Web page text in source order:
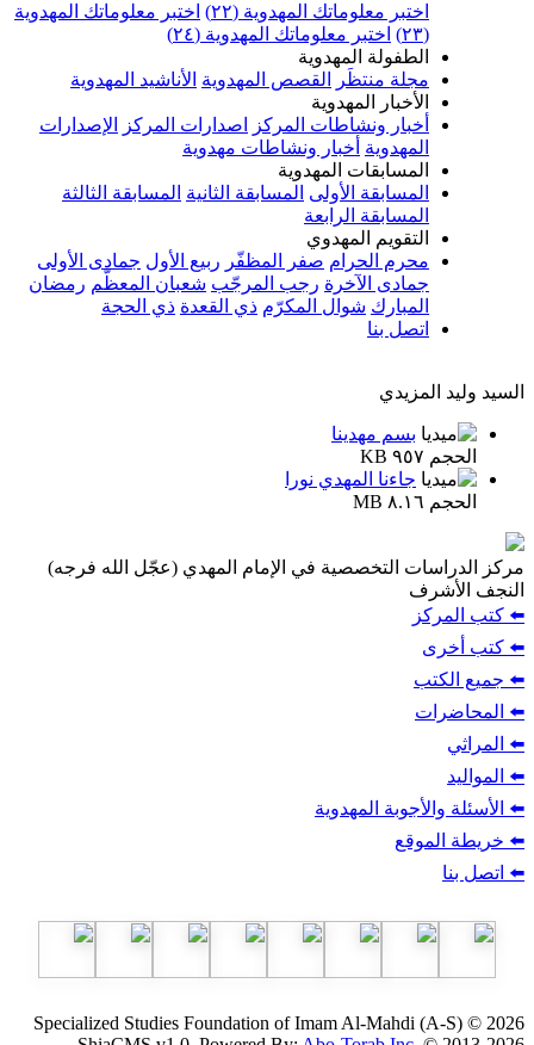
اختبر معلوماتك المهدوية (٢٢)
اختبر معلوماتك المهدوية
(٢٣)
اختبر معلوماتك المهدوية (٢٤)
الطفولة المهدوية
مجلة منتظَر
القصص المهدوية الأناشيد المهدوية
الأخبار المهدوية
أخبار ونشاطات المركز
اصدارات المركز
الإصدارات
المهدوية أخبار ونشاطات مهدوية
المسابقات المهدوية
المسابقة الأولى المسابقة الثانية المسابقة الثالثة
المسابقة الرابعة
التقويم المهدوي
محرم الحرام صفر المظفّر ربيع الأول جمادى الأولى
جمادى الآخرة رجب المرجّب شعبان المعظّم رمضان
المبارك شوال المكرّم ذي القعدة ذي الحجة
اتصل بنا
السيد وليد المزيدي
بسم مهدينا
الحجم ٩٥٧ KB
جاءنا المهدي نورا
الحجم ٨.١٦ MB
مركز الدراسات التخصصية في الإمام المهدي (عجّل الله فرجه)
النجف الأشرف
⬅️ كتب المركز
⬅️ كتب أخرى
⬅️ جميع الكتب
⬅️ المحاضرات
⬅️ المراثي
⬅️ المواليد
⬅️ الأسئلة والأجوبة المهدوية
⬅️ خريطة الموقع
⬅️ اتصل بنا
Specialized Studies Foundation of Imam Al-Mahdi (A-S) © 2026